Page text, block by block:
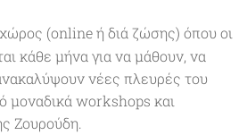
χώρος (online ή διά ζώσης) όπου οι
κάθε μήνα για να μάθουν, να
νέες πλευρές του
μοναδικά workshops και
Ζουρούδη.